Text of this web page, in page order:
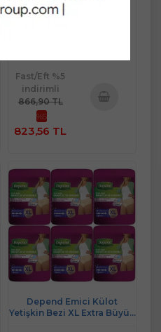
Stok Miktarı : 10+ ADET
Fast/Eft %5
indirimli
866,90 TL
%5
823,56 TL
Depend Emici Külot
Yetişkin Bezi XL Extra Büyük